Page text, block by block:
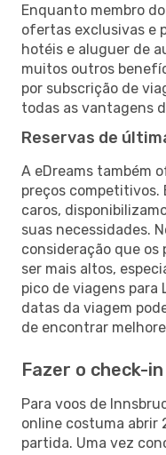
Enquanto membro do
ofertas exclusivas e
hotéis e aluguer de
muitos outros
por subscrição de
todas as vantagens
Reservas de
A eDreams também
preços competitivos.
caros,
suas necessidades.
consideração que os
ser mais altos,
pico de viagens para
datas da viagem
de encontrar
Fazer o check-
Para voos de
online costuma abrir
partida. Uma vez